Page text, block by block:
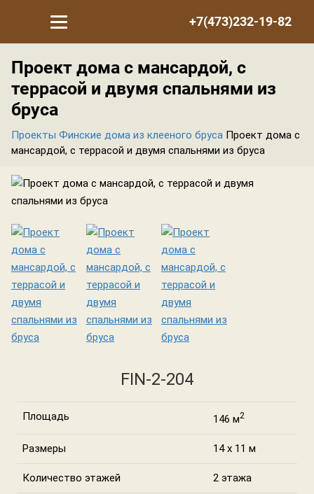
+7(473)232-19-82
Проект дома с мансардой, с
террасой и двумя спальнями из
бруса
Проекты Финские дома из клееного бруса Проект дома с
мансардой, с террасой и двумя спальнями из бруса
FIN-2-204
Площадь 146 м2
Размеры 14 х 11 м
Количество этажей 2 этажа